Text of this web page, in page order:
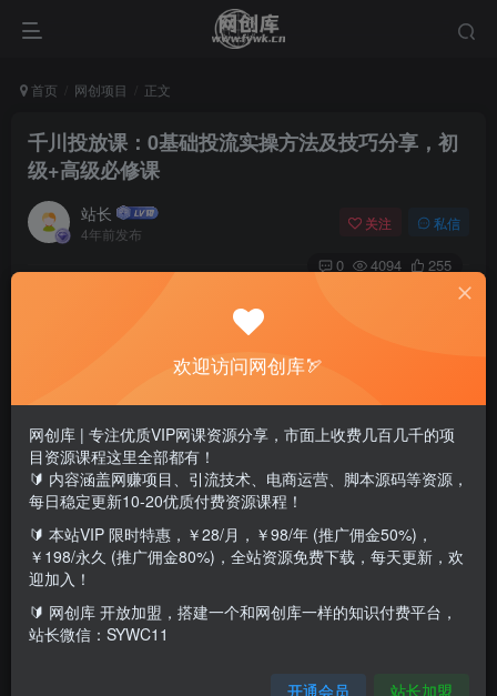
首页 网创项目 正文
千川投放课：0基础投流实操方法及技巧分享，初
级+高级必修课
站长
4年前发布
关注 私信
0 4094 255
千川初级投手
【从完全不懂新手小白到独立投放】
初级投手必修：我们为什么要投放千川
初级投手必修：后台全面解析之首页的核心数据
欢迎访问网创库🏹
网创库 | 专注优质VIP网课资源分享，市面上收费几百几千的项
目资源课程这里全部都有！
🔰 内容涵盖网赚项目、引流技术、电商运营、脚本源码等资源，
每日稳定更新10-20优质付费资源课程！
🔰 本站VIP 限时特惠，￥28/月，￥98/年 (推广佣金50%)，
￥198/永久 (推广佣金80%)，全站资源免费下载，每天更新，欢
迎加入！
🔰 网创库 开放加盟，搭建一个和网创库一样的知识付费平台，
站长微信：SYWC11
开通会员 站长加盟